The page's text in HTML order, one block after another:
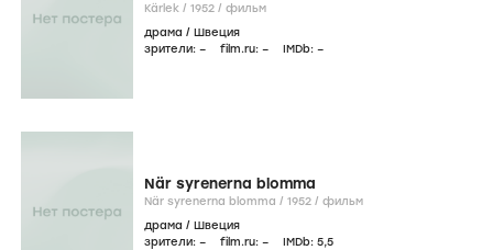
Kärlek / 1952 / фильм
драма / Швеция
зрители: – film.ru: – IMDb: –
När syrenerna blomma
När syrenerna blomma / 1952 / фильм
драма / Швеция
зрители: – film.ru: – IMDb: 5,5